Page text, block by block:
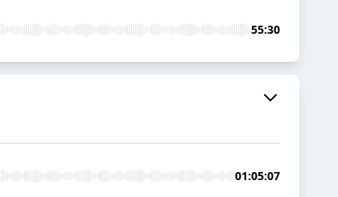
55:30
01:05:07